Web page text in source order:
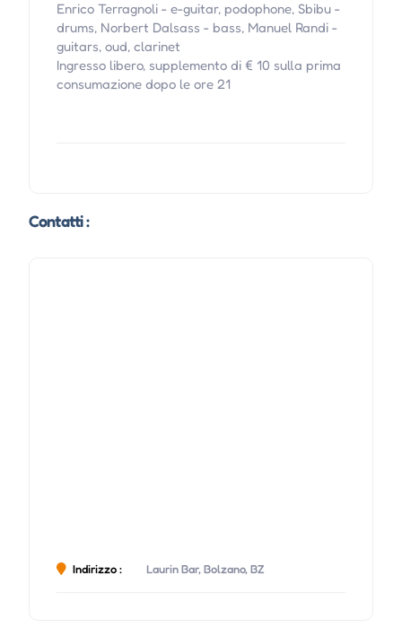
Enrico Terragnoli - e-guitar, podophone, Sbibu -
drums, Norbert Dalsass - bass, Manuel Randi -
guitars, oud, clarinet
Ingresso libero, supplemento di € 10 sulla prima
consumazione dopo le ore 21
Contatti :
Indirizzo : Laurin Bar, Bolzano, BZ